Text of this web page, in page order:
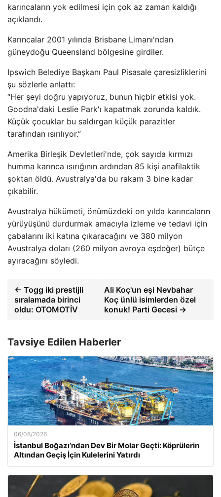
karıncaların yok edilmesi için çok az zaman kaldığı
açıklandı.
Karıncalar 2001 yılında Brisbane Limanı'ndan
güneydoğu Queensland bölgesine girdiler.
Ipswich Belediye Başkanı Paul Pisasale çaresizliklerini
şu sözlerle anlattı:
“Her şeyi doğru yapıyoruz, bunun hiçbir etkisi yok.
Goodna'daki Leslie Park'ı kapatmak zorunda kaldık.
Küçük çocuklar bu saldırgan küçük parazitler
tarafından ısırılıyor.”
Amerika Birleşik Devletleri'nde, çok sayıda kırmızı
humma karınca ısırığının ardından 85 kişi anafilaktik
şoktan öldü. Avustralya'da bu rakam 3 bine kadar
çıkabilir.
Avustralya hükümeti, önümüzdeki on yılda karıncaların
yürüyüşünü durdurmak amacıyla izleme ve tedavi için
çabalarını iki katına çıkaracağını ve 380 milyon
Avustralya doları (260 milyon avroya eşdeğer) bütçe
ayıracağını söyledi.
← Togg iki prestijli
sıralamada birinci
oldu: OTOMOTİV
Ali Koç'un eşi Nevbahar
Koç ünlü isimlerden özel
konuk! Parti Gecesi →
Tavsiye Edilen Haberler
06/08/2026
İstanbul Boğazı’ndan Dev Bir Molar Geçti: Köprülerin
Altından Geçiş İçin Kulelerini Yatırdı